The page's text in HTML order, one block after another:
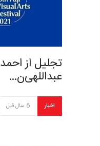
تجلیل از احمد
عبداللهی‌ن…
اخبار 6 سال قبل